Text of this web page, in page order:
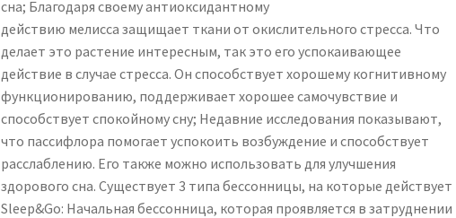
сна; Благодаря своему антиоксидантному
действию мелисса защищает ткани от окислительного стресса. Что
делает это растение интересным, так это его успокаивающее
действие в случае стресса. Он способствует хорошему когнитивному
функционированию, поддерживает хорошее самочувствие и
способствует спокойному сну; Недавние исследования показывают,
что пассифлора помогает успокоить возбуждение и способствует
расслаблению. Его также можно использовать для улучшения
здорового сна. Существует 3 типа бессонницы, на которые действует
Sleep&Go: Начальная бессонница, которая проявляется в затруднении